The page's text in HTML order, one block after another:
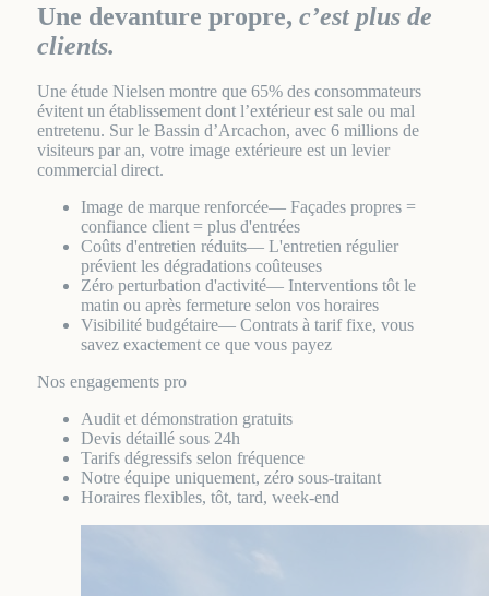
Une devanture propre, c’est plus de
clients.
Une étude Nielsen montre que 65% des consommateurs
évitent un établissement dont l’extérieur est sale ou mal
entretenu. Sur le Bassin d’Arcachon, avec 6 millions de
visiteurs par an, votre image extérieure est un levier
commercial direct.
Image de marque renforcée— Façades propres =
confiance client = plus d'entrées
Coûts d'entretien réduits— L'entretien régulier
prévient les dégradations coûteuses
Zéro perturbation d'activité— Interventions tôt le
matin ou après fermeture selon vos horaires
Visibilité budgétaire— Contrats à tarif fixe, vous
savez exactement ce que vous payez
Nos engagements pro
Audit et démonstration gratuits
Devis détaillé sous 24h
Tarifs dégressifs selon fréquence
Notre équipe uniquement, zéro sous-traitant
Horaires flexibles, tôt, tard, week-end